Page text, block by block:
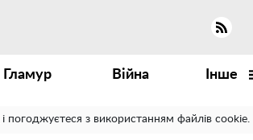
Гламур Війна Інше
і погоджуєтеся з використанням файлів cookie.